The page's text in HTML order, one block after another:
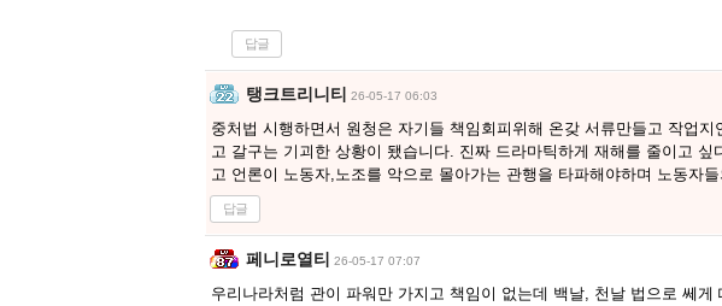
답글
탱크트리니티 26-05-17 06:03
중처법 시행하면서 원청은 자기들 책임회피위해 온갖 서류만들고 작업
고 갈구는 기괴한 상황이 됐습니다. 진짜 드라마틱하게 재해를 줄이고
고 언론이 노동자,노조를 악으로 몰아가는 관행을 타파해야하며 노동자
답글
페니로열티 26-05-17 07:07
우리나라처럼 관이 파워만 가지고 책임이 없는데 백날, 천날 법으로 쎄게